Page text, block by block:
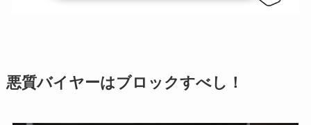
悪質バイヤーはブロックすべし！